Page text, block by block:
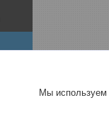
Мы используем